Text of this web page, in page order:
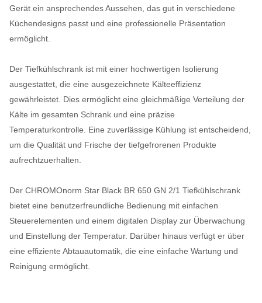
Gerät ein ansprechendes Aussehen, das gut in verschiedene
Küchendesigns passt und eine professionelle Präsentation
ermöglicht.
Der Tiefkühlschrank ist mit einer hochwertigen Isolierung
ausgestattet, die eine ausgezeichnete Kälteeffizienz
gewährleistet. Dies ermöglicht eine gleichmäßige Verteilung der
Kälte im gesamten Schrank und eine präzise
Temperaturkontrolle. Eine zuverlässige Kühlung ist entscheidend,
um die Qualität und Frische der tiefgefrorenen Produkte
aufrechtzuerhalten.
Der CHROMOnorm Star Black BR 650 GN 2/1 Tiefkühlschrank
bietet eine benutzerfreundliche Bedienung mit einfachen
Steuerelementen und einem digitalen Display zur Überwachung
und Einstellung der Temperatur. Darüber hinaus verfügt er über
eine effiziente Abtauautomatik, die eine einfache Wartung und
Reinigung ermöglicht.